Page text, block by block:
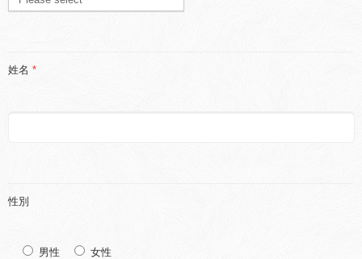
姓名 *
性別
男性 女性